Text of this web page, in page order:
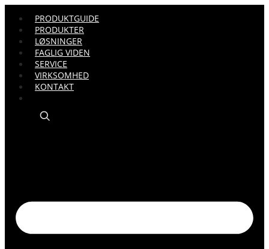
PRODUKTGUIDE
PRODUKTER
LØSNINGER
FAGLIG VIDEN
SERVICE
VIRKSOMHED
KONTAKT